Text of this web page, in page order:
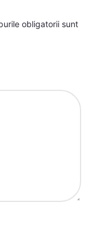
obligatorii sunt